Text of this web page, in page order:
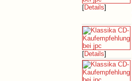
[Details]
[Details]